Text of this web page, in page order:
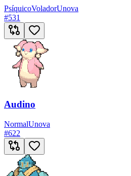
PsíquicoVoladorUnova
#531
Audino
NormalUnova
#622